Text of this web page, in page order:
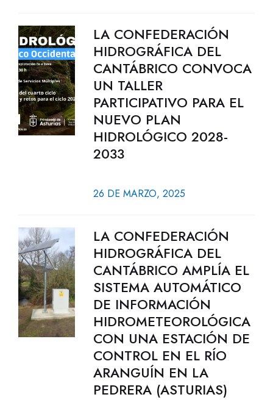
LA CONFEDERACIÓN
HIDROGRÁFICA DEL
CANTÁBRICO CONVOCA
UN TALLER
PARTICIPATIVO PARA EL
NUEVO PLAN
HIDROLÓGICO 2028-
2033
26 DE MARZO, 2025
LA CONFEDERACIÓN
HIDROGRÁFICA DEL
CANTÁBRICO AMPLÍA EL
SISTEMA AUTOMÁTICO
DE INFORMACIÓN
HIDROMETEOROLÓGICA
CON UNA ESTACIÓN DE
CONTROL EN EL RÍO
ARANGUÍN EN LA
PEDRERA (ASTURIAS)